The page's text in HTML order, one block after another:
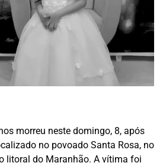
morreu neste domingo, 8, após
no povoado Santa Rosa, no
litoral do Maranhão. A vítima foi